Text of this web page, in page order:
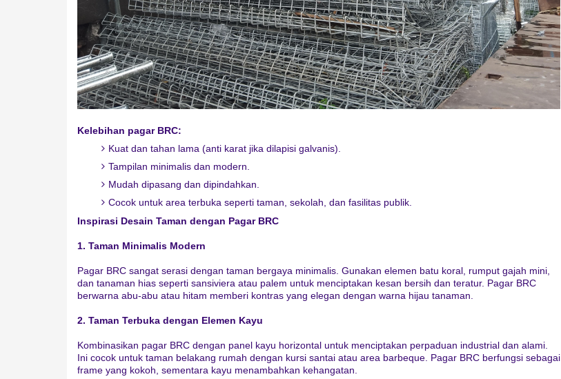
Kelebihan pagar BRC:
Kuat dan tahan lama (anti karat jika dilapisi galvanis).
Tampilan minimalis dan modern.
Mudah dipasang dan dipindahkan.
Cocok untuk area terbuka seperti taman, sekolah, dan fasilitas publik.
Inspirasi Desain Taman dengan Pagar BRC
1. Taman Minimalis Modern
Pagar BRC sangat serasi dengan taman bergaya minimalis. Gunakan elemen batu koral, rumput gajah mini,
dan tanaman hias seperti sansiviera atau palem untuk menciptakan kesan bersih dan teratur. Pagar BRC
berwarna abu-abu atau hitam memberi kontras yang elegan dengan warna hijau tanaman.
2. Taman Terbuka dengan Elemen Kayu
Kombinasikan pagar BRC dengan panel kayu horizontal untuk menciptakan perpaduan industrial dan alami.
Ini cocok untuk taman belakang rumah dengan kursi santai atau area barbeque. Pagar BRC berfungsi sebagai
frame yang kokoh, sementara kayu menambahkan kehangatan.